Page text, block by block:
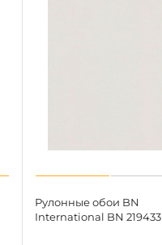
Рулонные обои BN
International BN 219433